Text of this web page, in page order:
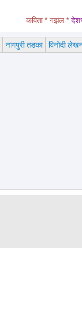
कविता * गझल *
नागपुरी तडका विनोदी